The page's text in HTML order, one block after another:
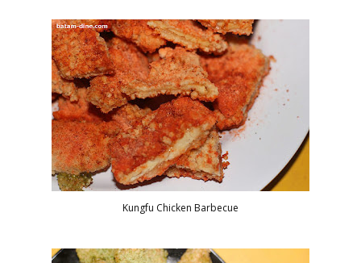
Kungfu Chicken Barbecue